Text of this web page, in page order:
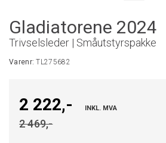
Gladiatorene 2024
Trivselsleder | Småutstyrspakke
Varenr:TL275682
2 222,- INKL. MVA
2 469,-